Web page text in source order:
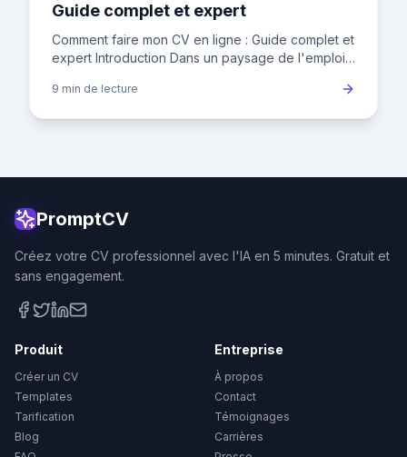
Guide complet et expert
Comment faire mon CV en ligne : Guide complet et
expert Introduction Dans un paysage de l'emploi
commencent par une rec
9 min de lecture
PromptCV
Créez votre CV professionnel avec l'IA en 5 minutes. Gratuit et
sans engagement.
Produit
Créer un CV
Templates
Tarification
Blog
Entreprise
À propos
Contact
Témoignages
Carrières